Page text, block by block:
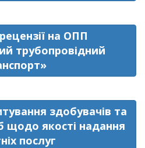
на ОПП
трубопровідний
здобувачів та
щодо якості надання
послуг